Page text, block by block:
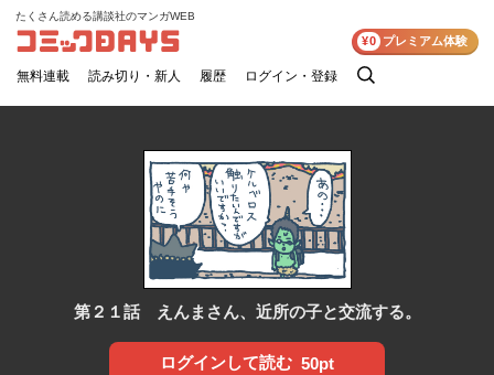
コミックDAYS
たくさん読める講談社のマンガWEB
無料連載 読み切り・新人 履歴 ログイン・登録
検
¥0 プレミアム体験
第２１話 えんまさん、近所の子と交流する。
ログインして読む 50pt